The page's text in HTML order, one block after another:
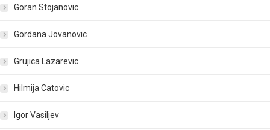
Goran Stojanovic
Gordana Jovanovic
Grujica Lazarevic
Hilmija Catovic
Igor Vasiljev